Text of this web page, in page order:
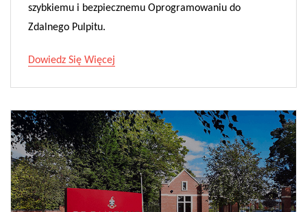
szybkiemu i bezpiecznemu Oprogramowaniu do
Zdalnego Pulpitu.
Dowiedz Się Więcej